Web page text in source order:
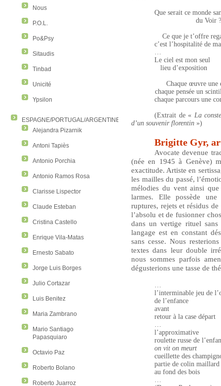
Nous
P.O.L.
Po&Psy
Sitaudis
Tinbad
Unicité
Ypsilon
ESPAGNE/PORTUGAL/ARGENTINE/COLOMBIE
Alejandra Pizarnik
Antoni Tapiès
Antonio Porchia
Antonio Ramos Rosa
Clarisse Lispector
Claude Esteban
Cristina Castello
Enrique Vila-Matas
Ernesto Sabato
Jorge Luis Borges
Julio Cortazar
Luis Benitez
Maria Zambrano
Mario Santiago
Papasquiaro
Octavio Paz
Roberto Bolano
Roberto Juarroz
Que serait ce monde
du Voir
Ce que je t’offre
c’est l’hospitalité de
Le ciel est mon seul
lieu d’exposition
Chaque œuvre une
chaque pensée un
chaque parcours une
(Extrait de « La
d’un souvenir florentin »)
Brigitte Gyr,
Avocate devenue
(née en 1945 à Genève)
exactitude. Artiste en
les mailles du passé,
mélodies du vent ainsi
larmes. Elle possède
ruptures, rejets et résidus
l’absolu et de fusionner
dans un vertige rituel
langage est en constant
sans cesse. Nous
textes dans leur double
nous sommes parfois
dégusterions une tasse de
l’interminable jeu de
de l’enfance
avant
retour à la case départ
l’approximative
roulette russe de
on vit on meurt
cueillette des
partie de colin maillard
au fond des bois